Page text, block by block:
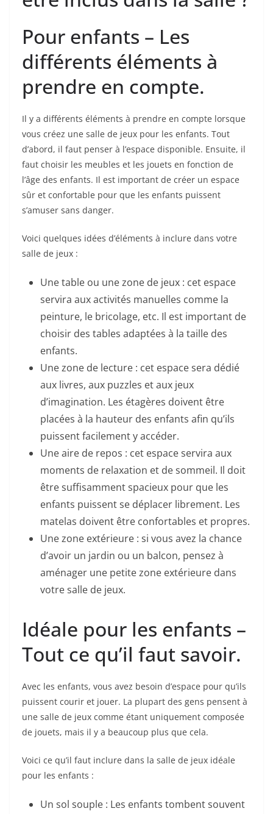
Pour enfants – Les
différents éléments à
prendre en compte.
Il y a différents éléments à prendre en compte lorsque
vous créez une salle de jeux pour les enfants. Tout
d’abord, il faut penser à l’espace disponible. Ensuite, il
faut choisir les meubles et les jouets en fonction de
l’âge des enfants. Il est important de créer un espace
sûr et confortable pour que les enfants puissent
s’amuser sans danger.
Voici quelques idées d’éléments à inclure dans votre
salle de jeux :
Une table ou une zone de jeux : cet espace
servira aux activités manuelles comme la
peinture, le bricolage, etc. Il est important de
choisir des tables adaptées à la taille des
enfants.
Une zone de lecture : cet espace sera dédié
aux livres, aux puzzles et aux jeux
d’imagination. Les étagères doivent être
placées à la hauteur des enfants afin qu’ils
puissent facilement y accéder.
Une aire de repos : cet espace servira aux
moments de relaxation et de sommeil. Il doit
être suffisamment spacieux pour que les
enfants puissent se déplacer librement. Les
matelas doivent être confortables et propres.
Une zone extérieure : si vous avez la chance
d’avoir un jardin ou un balcon, pensez à
aménager une petite zone extérieure dans
votre salle de jeux.
Idéale pour les enfants –
Tout ce qu’il faut savoir.
Avec les enfants, vous avez besoin d’espace pour qu’ils
puissent courir et jouer. La plupart des gens pensent à
une salle de jeux comme étant uniquement composée
de jouets, mais il y a beaucoup plus que cela.
Voici ce qu’il faut inclure dans la salle de jeux idéale
pour les enfants :
Un sol souple : Les enfants tombent souvent